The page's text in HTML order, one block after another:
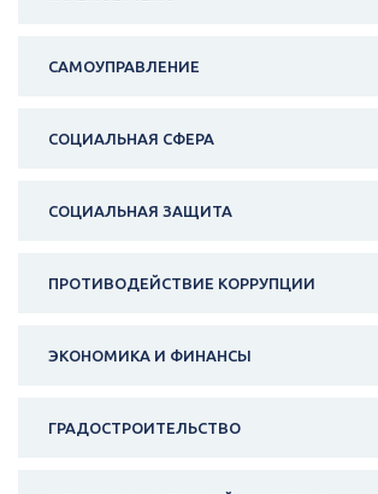
САМОУПРАВЛЕНИЕ
СОЦИАЛЬНАЯ СФЕРА
СОЦИАЛЬНАЯ ЗАЩИТА
ПРОТИВОДЕЙСТВИЕ КОРРУПЦИИ
ЭКОНОМИКА И ФИНАНСЫ
ГРАДОСТРОИТЕЛЬСТВО